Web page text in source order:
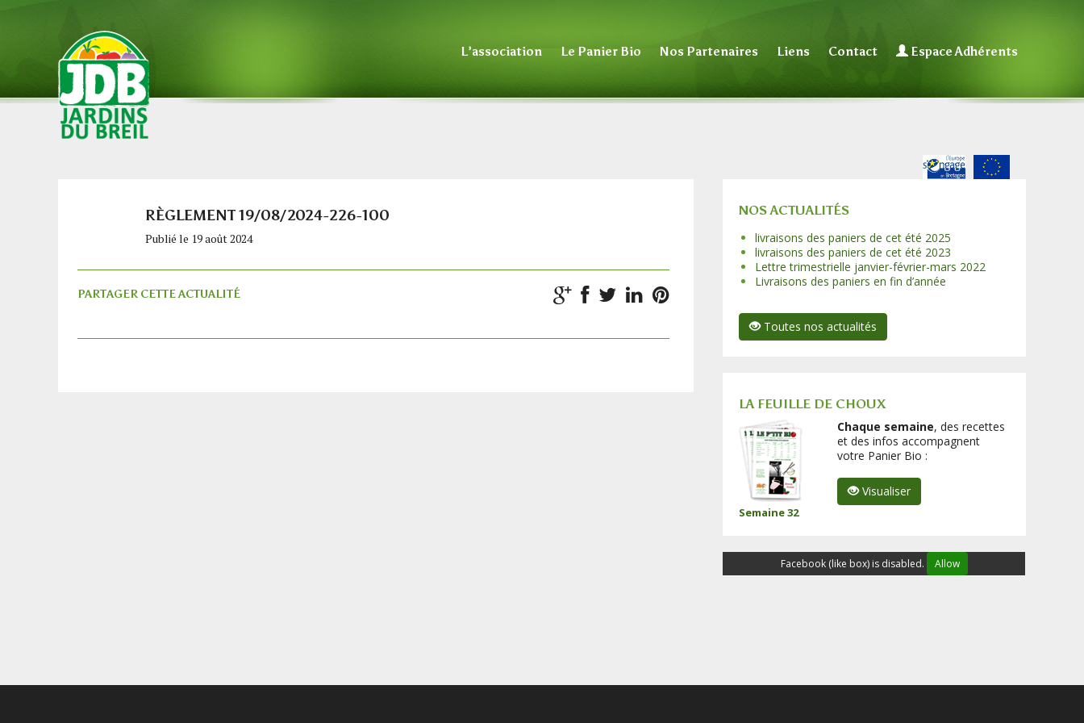
L’association Le Panier Bio Nos Partenaires Liens Contact Espace Adhérents
RÈGLEMENT 19/08/2024-226-100
Publié le 19 août 2024
PARTAGER CETTE ACTUALITÉ
NOS ACTUALITÉS
livraisons des paniers de cet été 2025
livraisons des paniers de cet été 2023
Lettre trimestrielle janvier-février-mars 2022
Livraisons des paniers en fin d’année
Toutes nos actualités
LA FEUILLE DE CHOUX
Semaine 32
Chaque semaine, des recettes
et des infos accompagnent
votre Panier Bio :
Visualiser
Facebook (like box) is disabled. Allow